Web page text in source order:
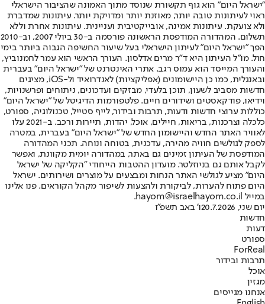
"ישראל היום" הוא גוף תקשורת שנוסד מתוך האמונה שהציבור הישראלי
ראוי לעיתונות טובה יותר, מאוזנת יותר ומדויקת יותר. עיתונות שמדברת
ולא צועקת. עיתונות אמינה, אובייקטיבית ועניינית. עיתונות אחרת וללא
תשלום. המהדורה המודפסת הראשונה פורסמה ב-30 ביולי 2007, וב-2010
הפך "ישראל היום" לעיתון הישראלי בעל שיעור החשיפה הגבוה ביותר בימי
חול. מו"ל העיתון היא ד"ר מרים אדלסון. העורך הראשי הוא עמר לחמנוביץ,
והעורך המייסד הוא עמוס רגב. אתרי האינטרנט של "ישראל היום" בעברית
ובאנגלית, כמו כן היישומונים (אפליקציות) לאנדרואיד ול-iOS, מציגים
חדשות מסביב לשעון, תוכן בלעדי, מבזקים ועדכונים, ניתוחים ופרשנויות,
וידיאו, פודקאסטים ושידורים חיים. פלטפורמות הדיגיטל של "ישראל היום"
כוללות ערוצי חדשות ודעות, תרבות ובידור, לייף סטייל, טכנולוגיה, ספורט,
כלכלה וצרכנות, בריאות, חיילים, אוכל, יהדות, תיירות ורכב. ב-2021 עלו
לאוויר האתר החדש והיישומון החדש של "ישראל היום" בעברית, במטרה
לספק לגולשים חוויה מהירה, עדכנית, בטוחה ונוחה. תכני המהדורה
המודפסת של העיתון זמינים גם באתר, במהדורה יומית מקוונת, ואפשר
לקבל אותם גם בניוזלטר. מועדון ההטבות הייחודי "הקליקה של ישראל
היום" מציע לגולשי האתר הנחות ומבצעים על מוצרים ושירותים. ישראל
היום פתוח להערות, לביקורת ולהצעות לשיפור מקהל הקוראים. פנו אלינו
במייל hayom@israelhayom.co.il.
יום שני, 20.7.2026
ו' באב תשפ"ו
חדשות
דעות
ספורט
ForReal
תרבות ובידור
אוכל
מגזין
אנחנו מגייסים